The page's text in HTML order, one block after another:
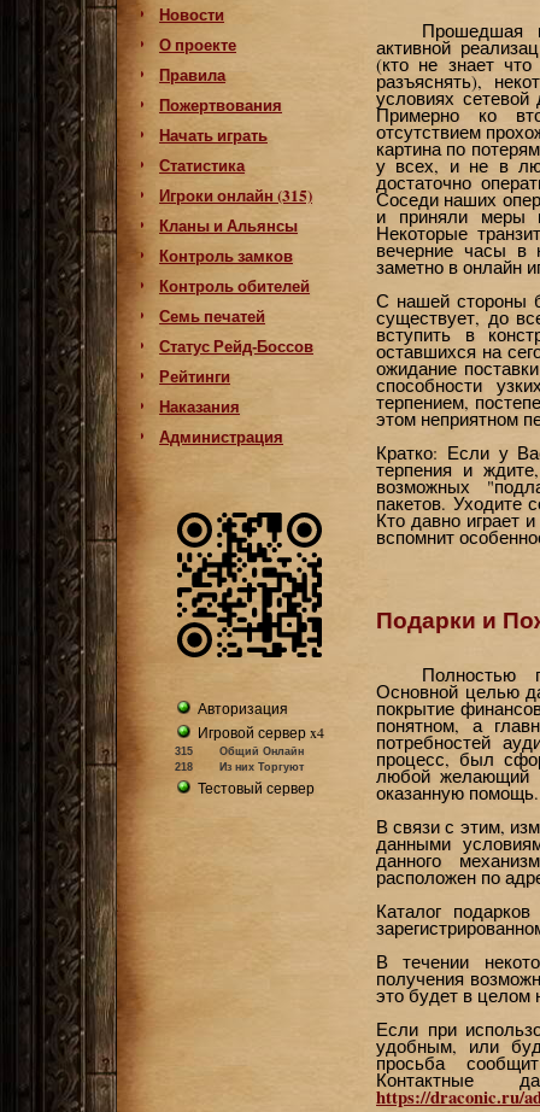
Новости
О проекте
Правила
Пожертвования
Начать играть
Статистика
Игроки онлайн (315)
Кланы и Альянсы
Контроль замков
Контроль обителей
Семь печатей
Статус Рейд-Боссов
Рейтинги
Наказания
Администрация
Авторизация
Игровой сервер x4
315
Общий Онлайн
218
Из них Торгуют
Тестовый сервер
Прошедшая
активной
(кто не знает
разъяснять),
условиях сетевой
Примерно ко
отсутствием
картина по
у всех, и не в
достаточно
Соседи наших
и приняли меры
Некоторые
вечерние часы в
заметно в онлайн
С нашей стороны
существует, до
вступить в
оставшихся на
ожидание
способности
терпением,
этом неприятном
Кратко: Если у
терпения и
возможных
пакетов. Уходите
Кто давно играет
вспомнит
Подарки и
Полностью
Основной целью
покрытие
понятном, а
потребностей
процесс, был
любой желающий
оказанную помощь.
В связи с этим,
данными
данного
расположен по
Каталог
В течении
получения
это будет в целом
Если при
удобным, или
просьба
https://draconic.ru/